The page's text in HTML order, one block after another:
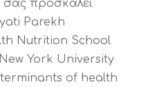
σας προσκαλεί
Parekh
Nutrition School
York University
of health